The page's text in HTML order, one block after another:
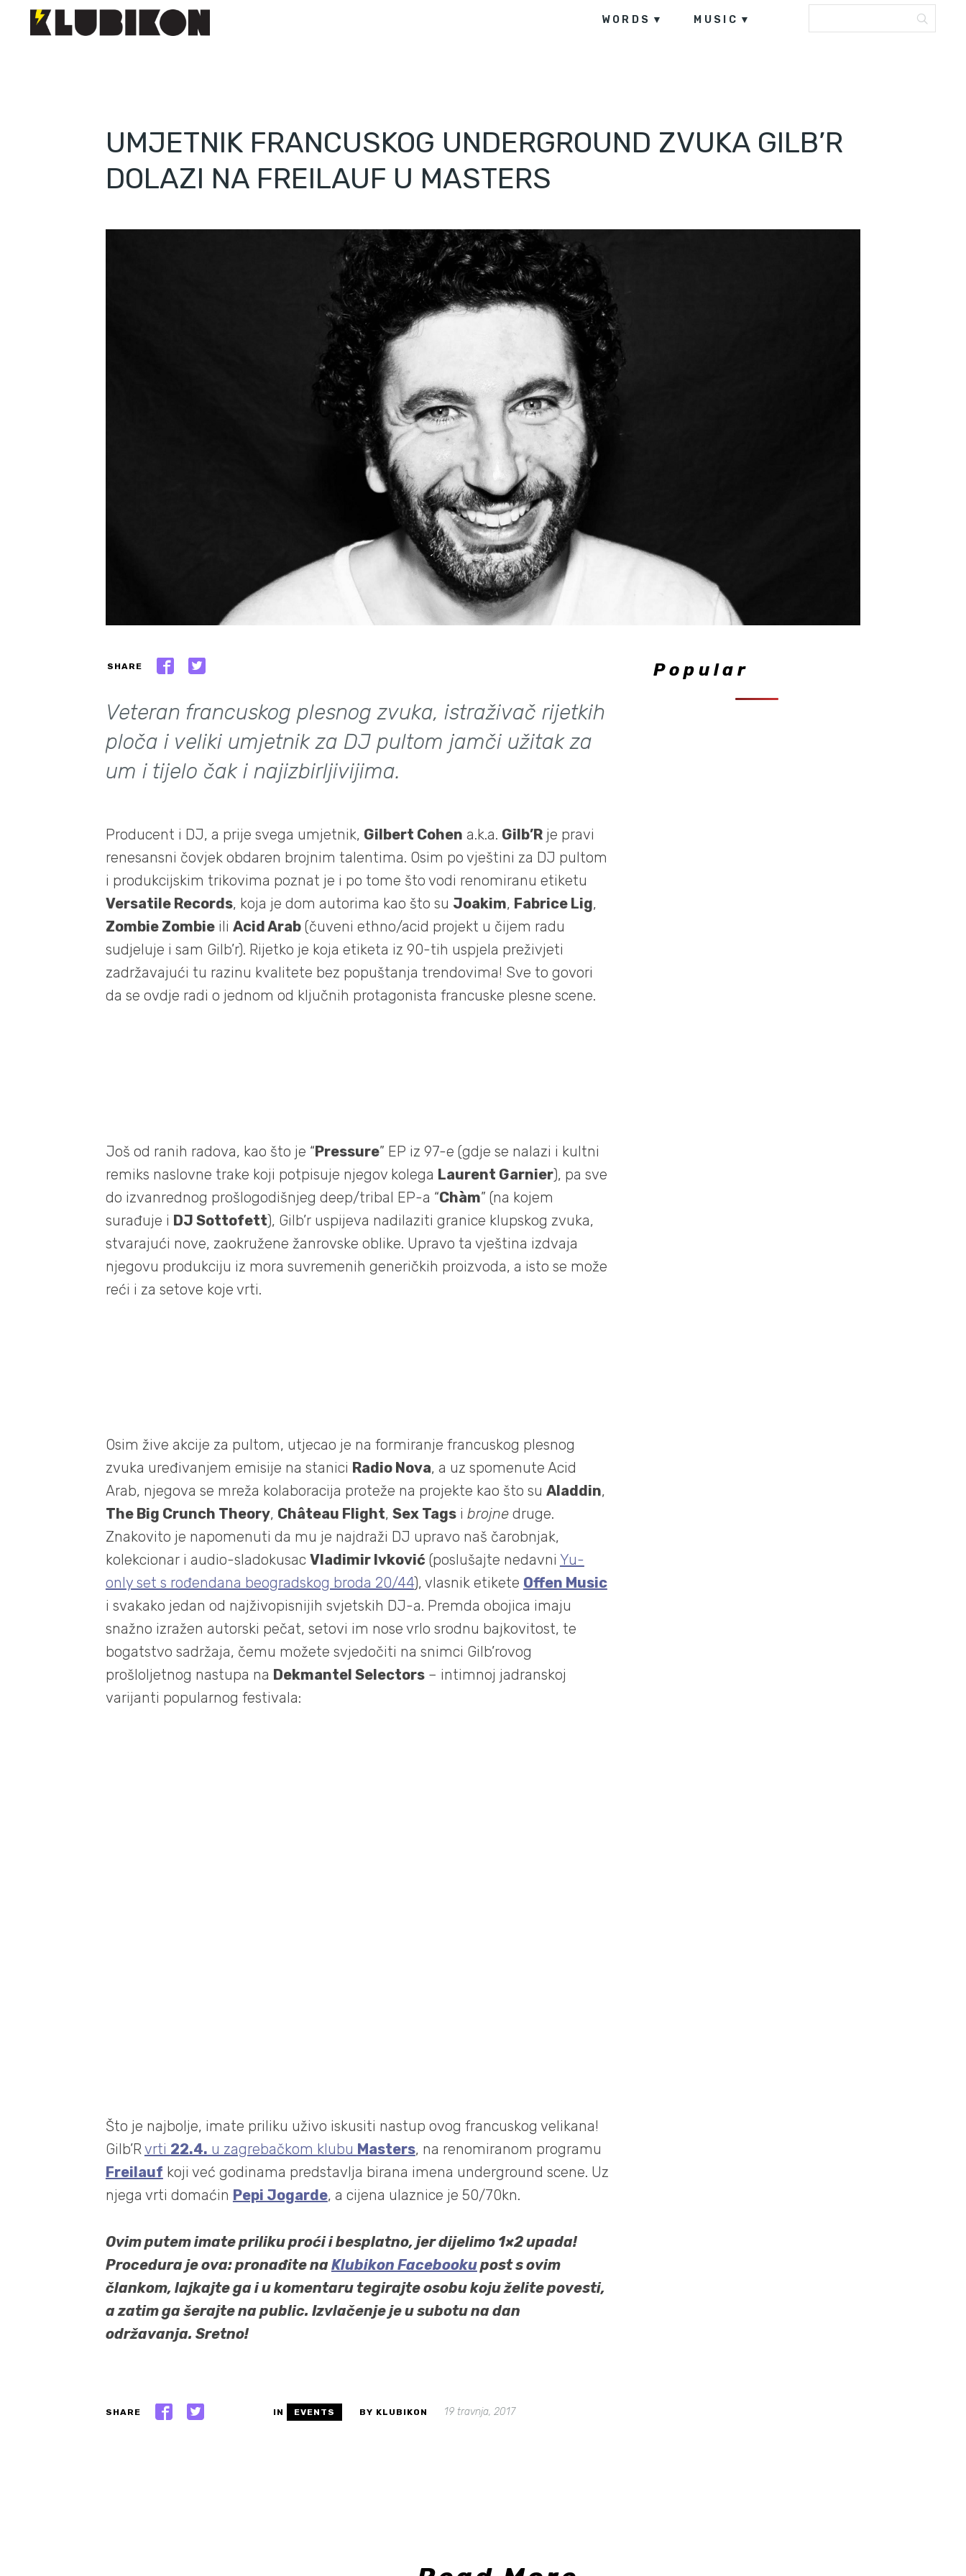
WORDS MUSIC
UMJETNIK FRANCUSKOG UNDERGROUND ZVUKA GILB’R
DOLAZI NA FREILAUF U MASTERS
SHARE
Veteran francuskog plesnog zvuka, istraživač rijetkih
ploča i veliki umjetnik za DJ pultom jamči užitak za
um i tijelo čak i najizbirljivijima.
Producent i DJ, a prije svega umjetnik, Gilbert Cohen a.k.a. Gilb’Rje pravi
renesansni čovjek obdaren brojnim talentima. Osim po vještini za DJ pultom
i produkcijskim trikovima poznat je i po tome što vodi renomiranu etiketu
Versatile Records, koja je dom autorima kao što su Joakim, Fabrice Lig,
Zombie Zombieili Acid Arab(čuveni ethno/acid projekt u čijem radu
sudjeluje i sam Gilb’r). Rijetko je koja etiketa iz 90-tih uspjela preživjeti
zadržavajući tu razinu kvalitete bez popuštanja trendovima! Sve to govori
da se ovdje radi o jednom od ključnih protagonista francuske plesne scene.
Još od ranih radova, kao što je “Pressure” EP iz 97-e (gdje se nalazi i kultni
remiks naslovne trake koji potpisuje njegov kolega Laurent Garnier), pa sve
do izvanrednog prošlogodišnjeg deep/tribal EP-a “Chàm” (na kojem
surađuje i DJ Sottofett), Gilb’r uspijeva nadilaziti granice klupskog zvuka,
stvarajući nove, zaokružene žanrovske oblike. Upravo ta vještina izdvaja
njegovu produkciju iz mora suvremenih generičkih proizvoda, a isto se može
reći i za setove koje vrti.
Osim žive akcije za pultom, utjecao je na formiranje francuskog plesnog
zvuka uređivanjem emisije na stanici Radio Nova, a uz spomenute Acid
Arab, njegova se mreža kolaboracija proteže na projekte kao što su Aladdin,
The Big Crunch Theory, Château Flight, Sex Tagsi brojnedruge.
Znakovito je napomenuti da mu je najdraži DJ upravo naš čarobnjak,
kolekcionar i audio-sladokusac Vladimir Ivković (poslušajte nedavni Yu-
only set s rođendana beogradskog broda 20/44), vlasnik etikete Offen Music
i svakako jedan od najživopisnijih svjetskih DJ-a. Premda obojica imaju
snažno izražen autorski pečat, setovi im nose vrlo srodnu bajkovitost, te
bogatstvo sadržaja, čemu možete svjedočiti na snimci Gilb’rovog
prošloljetnog nastupa na Dekmantel Selectors– intimnoj jadranskoj
varijanti popularnog festivala:
Što je najbolje, imate priliku uživo iskusiti nastup ovog francuskog velikana!
Gilb’Rvrti 22.4. u zagrebačkom klubu Masters, na renomiranom programu
Freilauf koji već godinama predstavlja birana imena underground scene. Uz
njega vrti domaćin Pepi Jogarde, a cijena ulaznice je 50/70kn.
Ovim putem imate priliku proći i besplatno, jer dijelimo 1×2 upada!
Procedura je ova: pronađite na Klubikon Facebookupost s ovim
člankom, lajkajte ga i u komentaru tegirajte osobu koju želite povesti,
a zatim ga šerajte na public. Izvlačenje je u subotu na dan
održavanja. Sretno!
SHARE IN EVENTS BY KLUBIKON 19 travnja, 2017
Popular